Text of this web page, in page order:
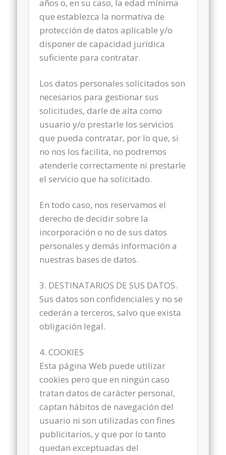
años o, en su caso, la edad mínima
que establezca la normativa de
protección de datos aplicable y/o
disponer de capacidad jurídica
suficiente para contratar.
Los datos personales solicitados son
necesarios para gestionar sus
solicitudes, darle de alta como
usuario y/o prestarle los servicios
que pueda contratar, por lo que, si
no nos los facilita, no podremos
atenderle correctamente ni prestarle
el servicio que ha solicitado.
En todo caso, nos reservamos el
derecho de decidir sobre la
incorporación o no de sus datos
personales y demás información a
nuestras bases de datos.
3. DESTINATARIOS DE SUS DATOS.
Sus datos son confidenciales y no se
cederán a terceros, salvo que exista
obligación legal.
4. COOKIES
Esta página Web puede utilizar
cookies pero que en ningún caso
tratan datos de carácter personal,
captan hábitos de navegación del
usuario ni son utilizadas con fines
publicitarios, y que por lo tanto
quedan exceptuadas del